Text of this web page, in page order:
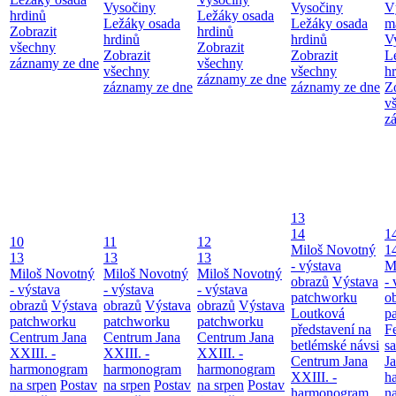
hrdinů
Zobrazit
všechny
záznamy ze dne
Vysočiny
Ležáky osada
hrdinů
Zobrazit
všechny
záznamy ze dne
Ležáky osada
hrdinů
Zobrazit
všechny
záznamy ze dne
Vysočiny
Ležáky osada
hrdinů
Zobrazit
všechny
záznamy ze dne
10
13
Miloš Novotný
- výstava
obrazů Výstava
patchworku
Centrum Jana
XXIII. -
harmonogram
na srpen Postav
11
13
Miloš Novotný
- výstava
obrazů Výstava
patchworku
Centrum Jana
XXIII. -
harmonogram
na srpen Postav
12
13
Miloš Novotný
- výstava
obrazů Výstava
patchworku
Centrum Jana
XXIII. -
harmonogram
na srpen Postav
13
14
Miloš Novotný
- výstava
obrazů Výstava
patchworku
Loutková
představení na
betlémské návsi
Centrum Jana
XXIII. -
-